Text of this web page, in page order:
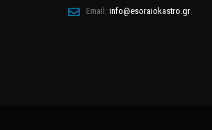
Email: info@esoraiokastro.gr